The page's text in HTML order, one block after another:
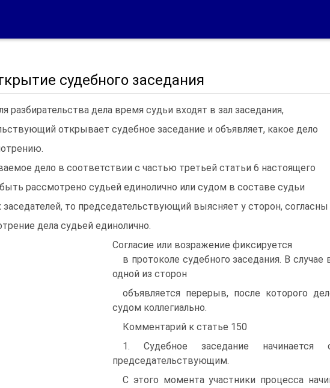
судебного заседания
разбирательства дела время судьи входят в зал заседания,
открывает судебное заседание и объявляет, какое дело
дело в соответствии с частью третьей статьи 6 настоящего
рассмотрено судьей единолично или судом в составе судьи
то председательствующий выясняет у сторон, согласны
дела судьей единолично.
Согласие или возражение фиксируется
в протоколе судебного заседания. В
одной из сторон
объявляется перерыв, после которого
судом коллегиально.
Комментарий к статье 150
1. Судебное заседание
председательствующим.
С этого момента участники процесса